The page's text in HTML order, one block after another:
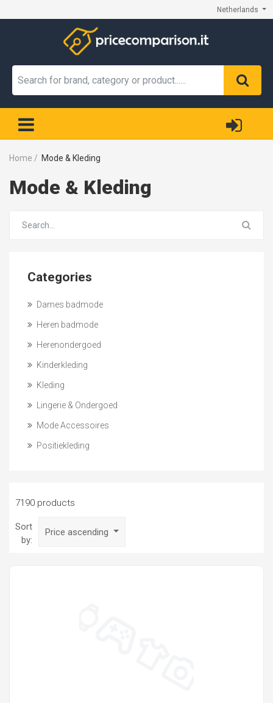
Netherlands
Home / Mode & Kleding
Mode & Kleding
Categories
Dames badmode
Heren badmode
Herenondergoed
Kinderkleding
Kleding
Lingerie & Ondergoed
Mode Accessoires
Positiekleding
7190 products
Sort
by:
Price ascending